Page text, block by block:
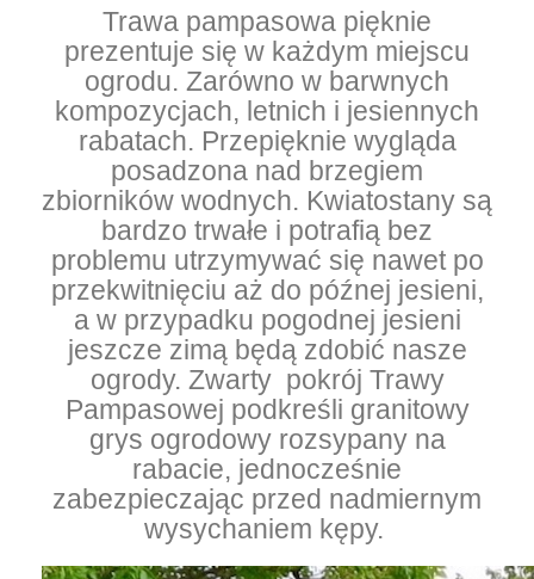
Trawa pampasowa pięknie
prezentuje się w każdym miejscu
ogrodu. Zarówno w barwnych
kompozycjach, letnich i jesiennych
rabatach. Przepięknie wygląda
posadzona nad brzegiem
zbiorników wodnych. Kwiatostany są
bardzo trwałe i potrafią bez
problemu utrzymywać się nawet po
przekwitnięciu aż do późnej jesieni,
a w przypadku pogodnej jesieni
jeszcze zimą będą zdobić nasze
ogrody. Zwarty pokrój Trawy
Pampasowej podkreśli granitowy
grys ogrodowy rozsypany na
rabacie, jednocześnie
zabezpieczając przed nadmiernym
wysychaniem kępy.